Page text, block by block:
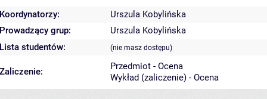
Koordynatorzy:
Urszula Kobylińska
Prowadzący grup:
Urszula Kobylińska
Lista studentów:
(nie masz dostępu)
Zaliczenie:
Przedmiot - Ocena
Wykład (zaliczenie) - Ocena